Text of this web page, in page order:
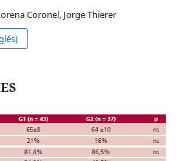
Coronel, Jorge Thierer